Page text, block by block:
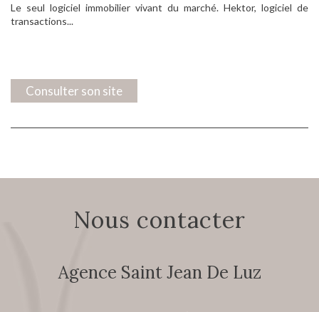
Le seul logiciel immobilier vivant du marché. Hektor, logiciel de
transactions...
Consulter son site
nous contacter
Agence Saint Jean De Luz